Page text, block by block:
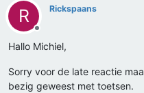
R
Offline
Rickspaans
Hallo Michiel,
Sorry voor de late reactie
bezig geweest met toetsen.